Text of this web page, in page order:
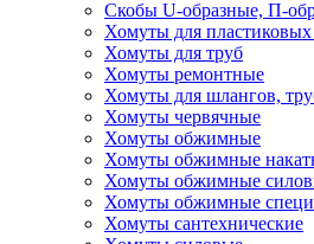
Скобы U-образные, П-
Хомуты для
Хомуты для труб
Хомуты ремонтные
Хомуты для шлангов,
Хомуты червячные
Хомуты обжимные
Хомуты обжимные
Хомуты обжимные
Хомуты обжимные
Хомуты сантехнические